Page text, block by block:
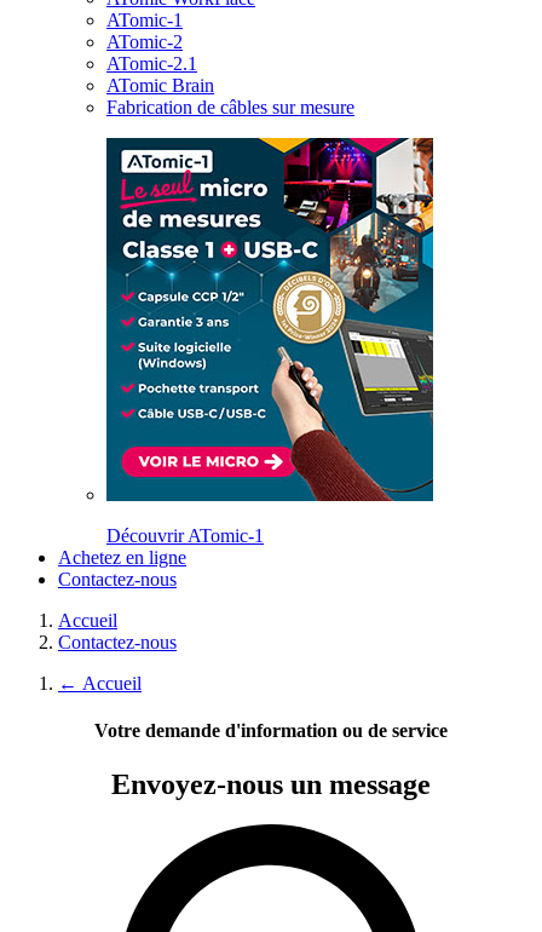
ATomic-1
ATomic-2
ATomic-2.1
ATomic Brain
Fabrication de câbles sur mesure
Découvrir ATomic-1
Achetez en ligne
Contactez-nous
Accueil
Contactez-nous
← Accueil
Votre demande d'information ou de service
Envoyez-nous un message